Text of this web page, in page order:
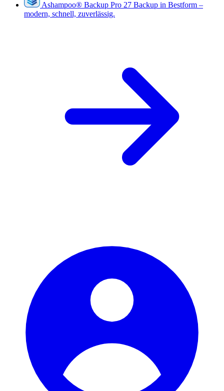
Ashampoo® Backup Pro 27 Backup in Bestform –
modern, schnell, zuverlässig.